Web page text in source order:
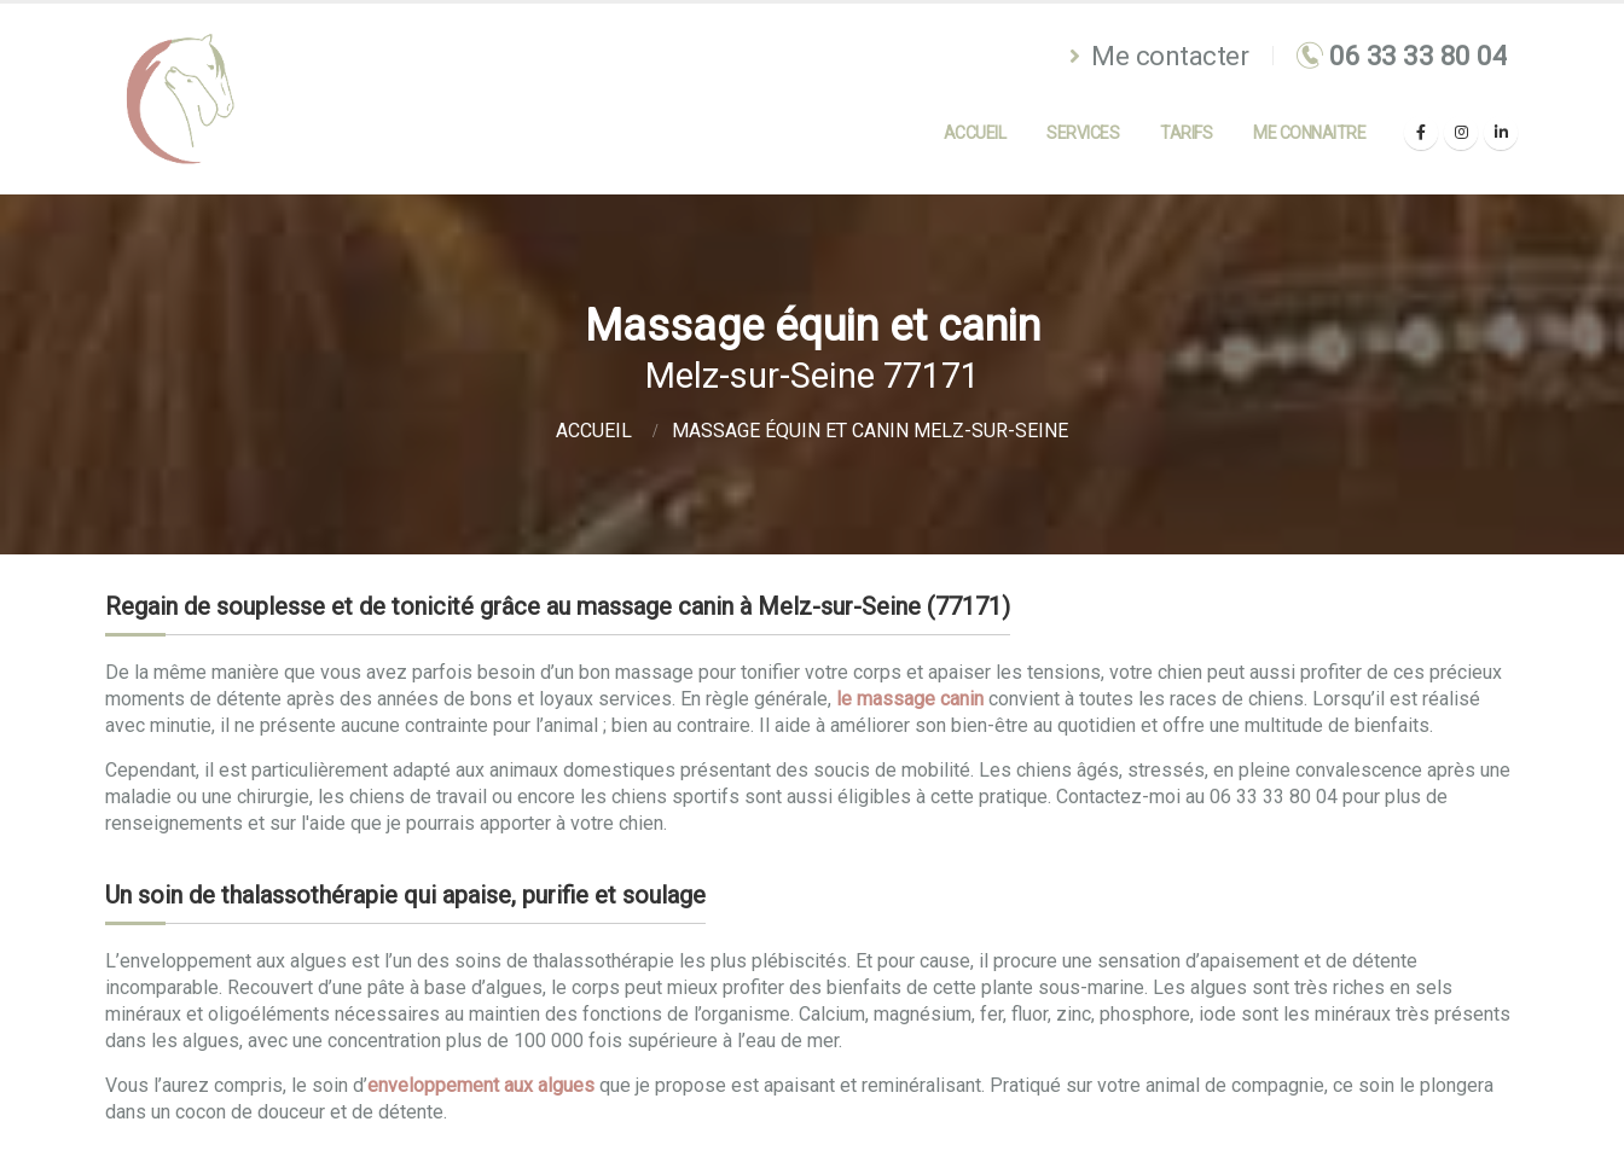
Me contacter
ACCUEIL SERVICES TARIFS ME CONNAITRE
Massage équin et canin
Melz-sur-Seine 77171
ACCUEIL MASSAGE ÉQUIN ET CANIN MELZ-SUR-SEINE
Regain de souplesse et de tonicité grâce au massage canin à Melz-sur-Seine (77171)
De la même manière que vous avez parfois besoin d’un bon massage pour tonifier votre corps et apaiser les tensions, votre chien peut aussi profiter de ces précieux
moments de détente après des années de bons et loyaux services. En règle générale, le massage canin convient à toutes les races de chiens. Lorsqu’il est réalisé
avec minutie, il ne présente aucune contrainte pour l’animal ; bien au contraire. Il aide à améliorer son bien-être au quotidien et offre une multitude de bienfaits.
Cependant, il est particulièrement adapté aux animaux domestiques présentant des soucis de mobilité. Les chiens âgés, stressés, en pleine convalescence après une
maladie ou une chirurgie, les chiens de travail ou encore les chiens sportifs sont aussi éligibles à cette pratique. Contactez-moi au 06 33 33 80 04 pour plus de
renseignements et sur l'aide que je pourrais apporter à votre chien.
Un soin de thalassothérapie qui apaise, purifie et soulage
L’enveloppement aux algues est l’un des soins de thalassothérapie les plus plébiscités. Et pour cause, il procure une sensation d’apaisement et de détente
incomparable. Recouvert d’une pâte à base d’algues, le corps peut mieux profiter des bienfaits de cette plante sous-marine. Les algues sont très riches en sels
minéraux et oligoéléments nécessaires au maintien des fonctions de l’organisme. Calcium, magnésium, fer, fluor, zinc, phosphore, iode sont les minéraux très présents
dans les algues, avec une concentration plus de 100 000 fois supérieure à l’eau de mer.
Vous l’aurez compris, le soin d’enveloppement aux algues que je propose est apaisant et reminéralisant. Pratiqué sur votre animal de compagnie, ce soin le plongera
dans un cocon de douceur et de détente.